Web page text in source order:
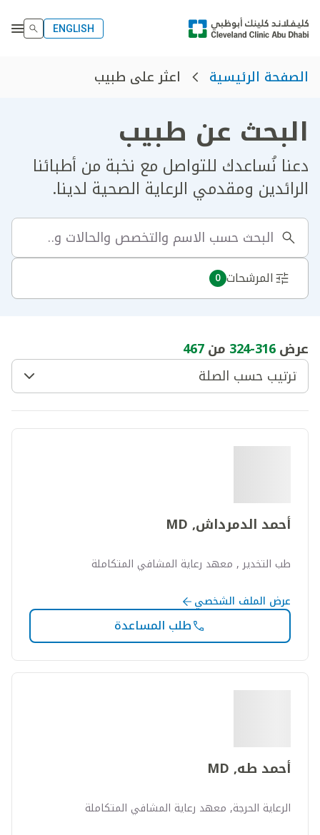
ENGLISH
الصفحة الرئيسية اعثر على طبيب
البحث عن طبيب
دعنا نُساعدك للتواصل مع نخبة من أطبائنا
الرائدين ومقدمي الرعاية الصحية لدينا.
المرشحات 0
عرض316
-
324 من467
ترتيب حسب الصلة
أحمد الدمرداش, MD
طب التخدير , معهد رعاية المشافي المتكاملة
عرض الملف الشخصي
طلب المساعدة
أحمد طه, MD
الرعاية الحرجة, معهد رعاية المشافي المتكاملة